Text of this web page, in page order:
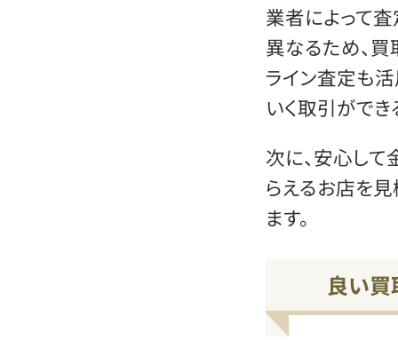
業者によって
異なるため、
ライン査定も
いく取引ができ
次に、安心して
らえるお店を
ます。
良い